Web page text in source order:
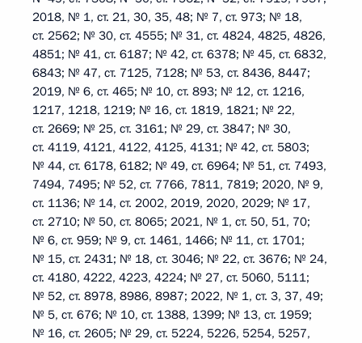
2018, № 1, ст. 21, 30, 35, 48; № 7, ст. 973; № 18,
ст. 2562; № 30, ст. 4555; № 31, ст. 4824, 4825, 4826,
4851; № 41, ст. 6187; № 42, ст. 6378; № 45, ст. 6832,
6843; № 47, ст. 7125, 7128; № 53, ст. 8436, 8447;
2019, № 6, ст. 465; № 10, ст. 893; № 12, ст. 1216,
1217, 1218, 1219; № 16, ст. 1819, 1821; № 22,
ст. 2669; № 25, ст. 3161; № 29, ст. 3847; № 30,
ст. 4119, 4121, 4122, 4125, 4131; № 42, ст. 5803;
№ 44, ст. 6178, 6182; № 49, ст. 6964; № 51, ст. 7493,
7494, 7495; № 52, ст. 7766, 7811, 7819; 2020, № 9,
ст. 1136; № 14, ст. 2002, 2019, 2020, 2029; № 17,
ст. 2710; № 50, ст. 8065; 2021, № 1, ст. 50, 51, 70;
№ 6, ст. 959; № 9, ст. 1461, 1466; № 11, ст. 1701;
№ 15, ст. 2431; № 18, ст. 3046; № 22, ст. 3676; № 24,
ст. 4180, 4222, 4223, 4224; № 27, ст. 5060, 5111;
№ 52, ст. 8978, 8986, 8987; 2022, № 1, ст. 3, 37, 49;
№ 5, ст. 676; № 10, ст. 1388, 1399; № 13, ст. 1959;
№ 16, ст. 2605; № 29, ст. 5224, 5226, 5254, 5257,